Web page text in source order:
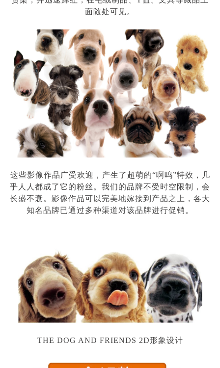
面随处可见。
这些影像作品广受欢迎，产生了超萌的“啊呜”特效，几
乎人人都成了它的粉丝。我们的品牌不受时空限制，会
长盛不衰。影像作品可以完美地嫁接到产品之上，各大
知名品牌已通过多种渠道对该品牌进行促销。
THE DOG AND FRIENDS 2D形象设计